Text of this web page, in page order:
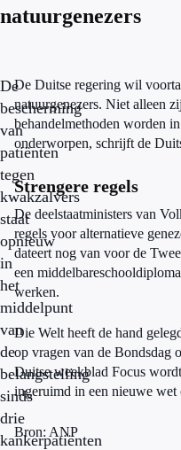
natuurgenezers
De
bescherming
van
patiënten
tegen
kwakzalvers
staat
opnieuw
in
het
middelpunt
van
de
belangstelling
sinds
drie
kankerpatiënten
De Duitse regering wil
natuurgenezers. Niet alleen
behandelmethoden worden
onderworpen, schrijft de
Strengere regels
De deelstaatministers van
regels voor alternatieve
dateert nog van voor de
een
werken.
Die Welt heeft de hand
op vragen van de Bondsdag
Duitse weekblad Focus
ingeruimd in een nieuwe wet
Bron: ANP